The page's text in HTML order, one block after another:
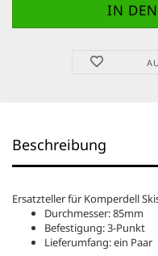
Beschreibung
Ersatzteller für Komperdell
Durchmesser: 85mm
Befestigung: 3-Punkt
Lieferumfang: ein Paar